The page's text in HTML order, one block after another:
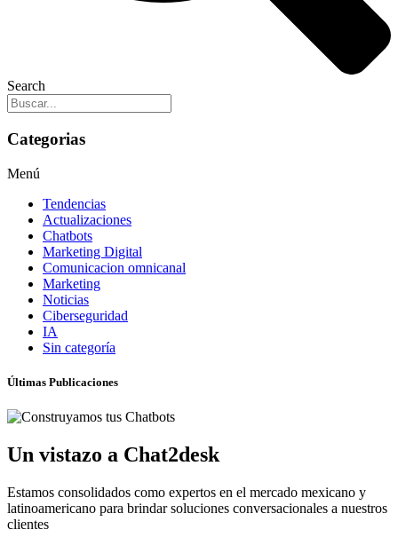
Search
Categorias
Menú
Tendencias
Actualizaciones
Chatbots
Marketing Digital
Comunicacion omnicanal
Marketing
Noticias
Ciberseguridad
IA
Sin categoría
Últimas Publicaciones
Un vistazo a Chat2desk
Estamos consolidados como expertos en el mercado mexicano y
latinoamericano para brindar soluciones conversacionales a nuestros
clientes